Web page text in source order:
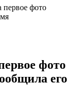
первое фото
фото
его